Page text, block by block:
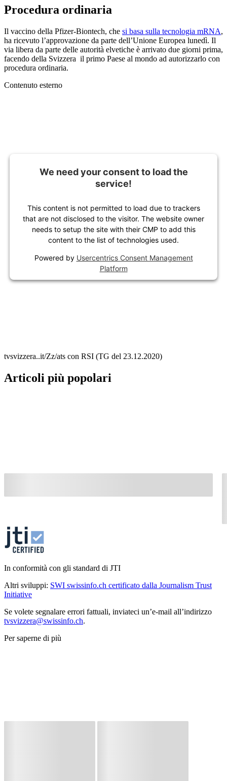
Procedura ordinaria
Il vaccino della Pfizer-Biontech, che si basa sulla tecnologia mRNA,
ha ricevuto l’approvazione da parte dell’Unione Europea lunedì. Il
via libera da parte delle autorità elvetiche è arrivato due giorni prima,
facendo della Svizzera il primo Paese al mondo ad autorizzarlo con
procedura ordinaria.
Contenuto esterno
We need your consent to load the
service!
This content is not permitted to load due to trackers
that are not disclosed to the visitor. The website owner
needs to setup the site with their CMP to add this
content to the list of technologies used.
Powered by Usercentrics Consent Management
Platform
tvsvizzera..it/Zz/ats con RSI (TG del 23.12.2020)
Articoli più popolari
In conformità con gli standard di JTI
Altri sviluppi: SWI swissinfo.ch certificato dalla Journalism Trust
Initiative
Se volete segnalare errori fattuali, inviateci un’e-mail all’indirizzo
tvsvizzera@swissinfo.ch.
Per saperne di più